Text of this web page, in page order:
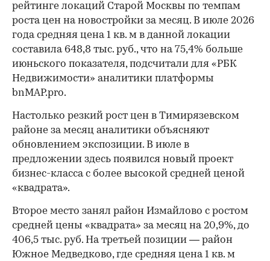
рейтинге локаций Старой Москвы по темпам
роста цен на новостройки за месяц. В июле 2026
года средняя цена 1 кв. м в данной локации
составила 648,8 тыс. руб., что на 75,4% больше
июньского показателя, подсчитали для «РБК
Недвижимости» аналитики платформы
bnMAP.pro.
Настолько резкий рост цен в Тимирязевском
районе за месяц аналитики объясняют
обновлением экспозиции. В июле в
предложении здесь появился новый проект
бизнес-класса с более высокой средней ценой
«квадрата».
Второе место занял район Измайлово с ростом
средней цены «квадрата» за месяц на 20,9%, до
406,5 тыс. руб. На третьей позиции — район
Южное Медведково, где средняя цена 1 кв. м